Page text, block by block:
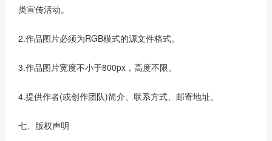
类宣传活动。
2.作品图片必须为RGB模式的源文件格式。
3.作品图片宽度不小于800px，高度不限。
4.提供作者(或创作团队)简介、联系方式、邮寄地址。
七、版权声明